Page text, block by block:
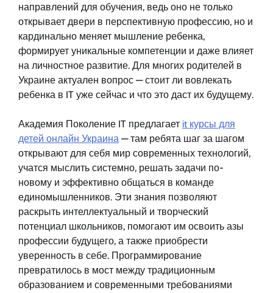
направлений для обучения, ведь оно не только
открывает двери в перспективную профессию, но и
кардинально меняет мышление ребенка,
формирует уникальные компетенции и даже влияет
на личностное развитие. Для многих родителей в
Украине актуален вопрос — стоит ли вовлекать
ребенка в IT уже сейчас и что это даст их будущему.
Академия Поколение IT предлагает it курсы для
детей онлайн Украина — там ребята шаг за шагом
открывают для себя мир современных технологий,
учатся мыслить системно, решать задачи по-
новому и эффективно общаться в команде
единомышленников. Эти знания позволяют
раскрыть интеллектуальный и творческий
потенциал школьников, помогают им освоить азы
профессии будущего, а также приобрести
уверенность в себе. Программирование
превратилось в мост между традиционным
образованием и современными требованиями